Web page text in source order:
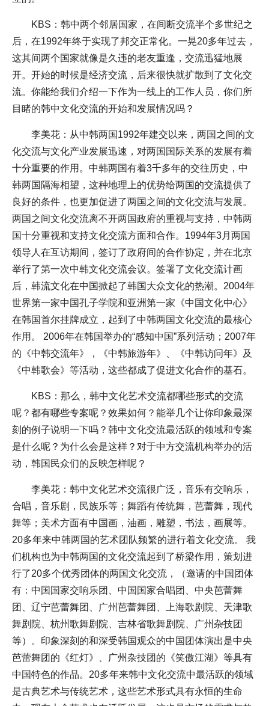
KBS：韩中两个邻居国家，在间断交流半个多世纪之
后，在1992年终于实现了邦交正常化。一晃20多年过去，
这其间两个国家就像是久违的老友重逢，交流迅猛地展
开。开始的时候是经济交流，后来很快就扩散到了文化交
流。你能给我们介绍一下作为一线上的工作人员，你们所
目睹的韩中文化交流的开始和发展情况吗？
李美花：从中韩两国1992年建交以来，两国之间的文
化交流与文化产业发展迅速，对两国国际关系的发展有着
十分重要的作用。中韩两国有着3千多年的交往历史，中
韩两国隔海相望，这种地理上的优势给两国的交流提供了
良好的条件，也更加促进了两国之间的文化交流与发展。
两国之间文化交流离不开两国政府的重视与支持，中韩两
国十分重视和支持文化交流方面和合作。1994年3月两国
领导人在互访期间，签订了政府间的合作协定，并在北京
举行了第一次中韩文化交流会议。签署了文化交流计画
后，韩流文化在中国掀起了韩国大众文化的热潮。2004年
世界第一家中国孔子学院和亚洲第一家《中国文化中心》
在韩国首尔挂牌成立，起到了中韩两国文化交流的最核心
作用。 2006年在韩国举办的“感知中国”系列活动；2007年
的《中韩交流年》，《中韩旅游年》、《中韩访问年》及
《中韩歌会》等活动，这些都成了促进文化合作的基石。
KBS：那么，韩中文化艺术交流都哪些形式的交流
呢？都有哪些专案呢？效果如何？能举几个让你印象最深
刻的例子说明一下吗？韩中文化交流最活跃的领域和专案
是什么呢？为什么会是这样？对于中方交流机构举办的活
动，韩国民众们的反映怎样呢？
李美花：韩中文化艺术交流很广泛，音乐有交响乐，
合唱，音乐剧，民族乐等；舞蹈有传统舞，芭蕾舞，现代
舞等；美术方面有中国画，油画，雕塑，书法，画展等。
20多年来中韩两国的艺术团队频繁的进行着文化交流。 我
们机构也为中韩两国的文化交流起到了桥梁作用，策划进
行了20多个优秀团体的两国文化交流，（邀请的中国团体
有：中国国家交响乐团、中国国家合唱团、中央芭蕾舞
团、辽宁芭蕾舞团、广州芭蕾舞团、上海歌剧院、天津歌
舞剧院、杭州歌舞剧院、吉林省歌舞剧院、广州杂技团
等）。印象深刻的和深受韩国观众的中国团体演出是中央
芭蕾舞团的《红灯》、广州杂技团的《笑傲江湖》等具有
中国特色的作品。20多年来韩中文化交流中最活跃的领域
是古典艺术与传统艺术，这些艺术形式具有永恒的生命